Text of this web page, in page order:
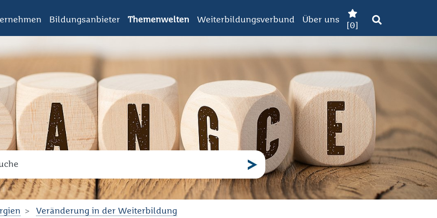
Bildungsanbieter Themenwelten Weiterbildungsverbund Über uns
0
Sie den Suchbegriff ein!
Veränderung in der Weiterbildung